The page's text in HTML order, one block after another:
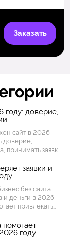
Заказать
году: доверие,
сайт в 2026
доверие,
принимать заявки,
когда
нужен
заявки и
без сайта
и деньги в 2026
привлекать
и услуги,
как инструмент
помогает
году